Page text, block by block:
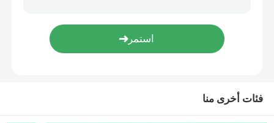
ماكينة صنع القهوة بالكبسولة
مطحنة القهوة الرقمية
فئات أخرى منا